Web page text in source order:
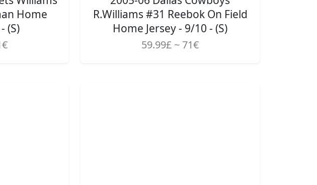
Home
(S)
R.Williams #31 Reebok On Field
Home Jersey - 9/10 - (S)
59.99£ ~ 71€